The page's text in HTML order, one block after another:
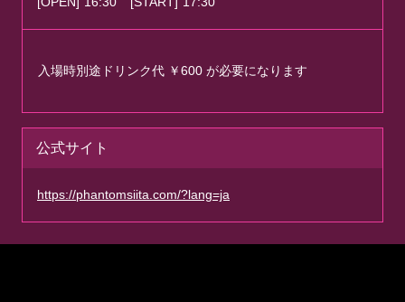
入場時別途ドリンク代 ￥600 が必要になります
公式サイト
https://phantomsiita.com/?lang=ja